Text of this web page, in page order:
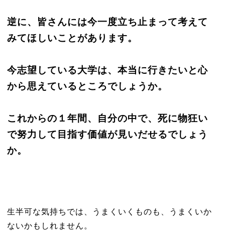
逆に、皆さんには今一度立ち止まって考えて
みてほしいことがあります。
今志望している大学は、本当に行きたいと心
から思えているところでしょうか。
これからの１年間、自分の中で、死に物狂い
で努力して目指す価値が見いだせるでしょう
か。
生半可な気持ちでは、うまくいくものも、うまくいか
ないかもしれません。